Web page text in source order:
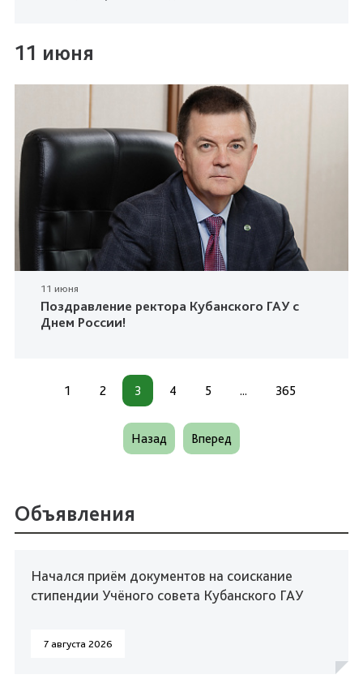
11 июня
11 июня
Поздравление ректора Кубанского ГАУ с
Днем России!
1 2 3 4 5 ... 365
Назад Вперед
Объявления
Начался приём документов на соискание
стипендии Учёного совета Кубанского ГАУ
7 августа 2026